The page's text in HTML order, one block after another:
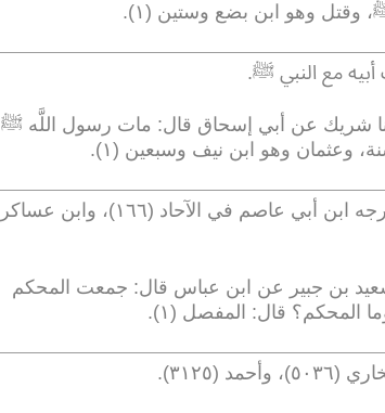
وقتل وهو ابن بضع وستين (١)
.
.
شريك عن أبي إسحاق قال: مات رسول اللَّه ﷺ
وعثمان وهو ابن نيف وسبعين (١)
.
(١) مرسل؛ أبو إسحاق لم يدرك ذلك، أخرجه ابن أبي عاصم في الآحاد (١٦٦)، وابن عساكر
بن جبير عن ابن عباس قال: جمعت المحكم
المحكم؟ قال: المفصل (١)
.
.